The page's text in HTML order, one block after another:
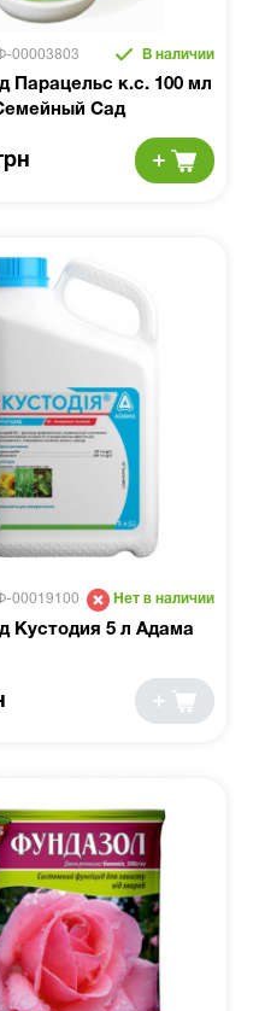
00003803 В наличии
Парацельс к.с. 100 мл
Сад
00019100 Нет в наличии
Кустодия 5 л Адама